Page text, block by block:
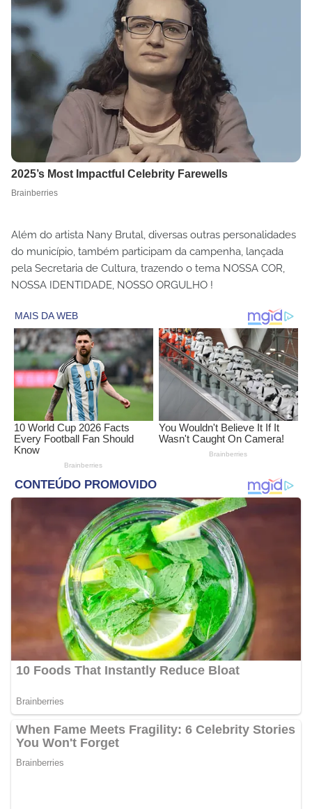
Além do artista Nany Brutal, diversas outras personalidades
do município, também participam da campenha, lançada
pela Secretaria de Cultura, trazendo o tema NOSSA COR,
NOSSA IDENTIDADE, NOSSO ORGULHO !